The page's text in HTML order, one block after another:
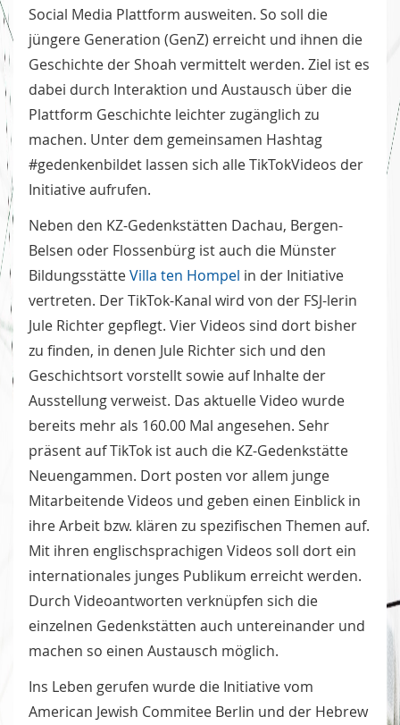
Social Media Plattform ausweiten. So soll die
jüngere Generation (GenZ) erreicht und ihnen die
Geschichte der Shoah vermittelt werden. Ziel ist es
dabei durch Interaktion und Austausch über die
Plattform Geschichte leichter zugänglich zu
machen. Unter dem gemeinsamen Hashtag
#gedenkenbildet lassen sich alle TikTokVideos der
Initiative aufrufen.
Neben den KZ-Gedenkstätten Dachau, Bergen-
Belsen oder Flossenbürg ist auch die Münster
BildungsstätteVilla ten Hompel in der Initiative
vertreten. Der TikTok-Kanal wird von der FSJ-lerin
Jule Richter gepflegt. Vier Videos sind dort bisher
zu finden, in denen Jule Richter sich und den
Geschichtsort vorstellt sowie auf Inhalte der
Ausstellung verweist. Das aktuelle Video wurde
bereits mehr als 160.00 Mal angesehen. Sehr
präsent auf TikTok ist auch die KZ-Gedenkstätte
Neuengammen. Dort posten vor allem junge
Mitarbeitende Videos und geben einen Einblick in
ihre Arbeit bzw. klären zu spezifischen Themen auf.
Mit ihren englischsprachigen Videos soll dort ein
internationales junges Publikum erreicht werden.
Durch Videoantworten verknüpfen sich die
einzelnen Gedenkstätten auch untereinander und
machen so einen Austausch möglich.
Ins Leben gerufen wurde die Initiative vom
American Jewish Commitee Berlin und der Hebrew